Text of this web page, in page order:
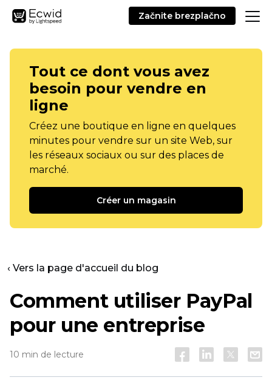
Začnite brezplačno
Tout ce dont vous avez
besoin pour vendre en
ligne
Créez une boutique en ligne en quelques
minutes pour vendre sur un site Web, sur
les réseaux sociaux ou sur des places de
marché.
Créer un magasin
‹ Vers la page d'accueil du blog
Comment utiliser PayPal
pour une entreprise
10 min de lecture